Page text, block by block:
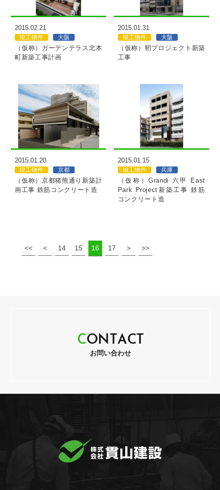
2015.02.21
竣工物件 大阪
（仮称）ガーデンテラス北本
町新築工事計画
2015.01.31
竣工物件 大阪
（仮称）靭プロジェクト新築
工事
MORE
2015.01.20
竣工物件 京都
（仮称）京都猪熊通り新築計
画工事 鉄筋コンクリート造
MORE
2015.01.15
竣工物件 兵庫
（仮称）Grandi 六甲 East
Park Project新築工事 鉄筋
コンクリート造
<< < 14 15 16 17 > >>
CON T AC T
お問い合わせ